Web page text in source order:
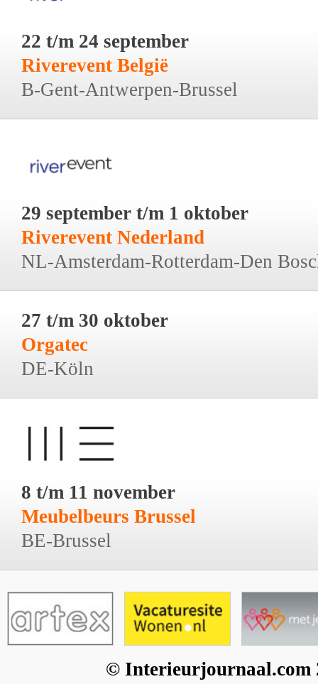
22 t/m 24 september
Riverevent België
B-Gent-Antwerpen-Brussel
29 september t/m 1 oktober
Riverevent Nederland
NL-Amsterdam-Rotterdam-Den
27 t/m 30 oktober
Orgatec
DE-Köln
8 t/m 11 november
Meubelbeurs Brussel
BE-Brussel
© Interieurjournaal.com